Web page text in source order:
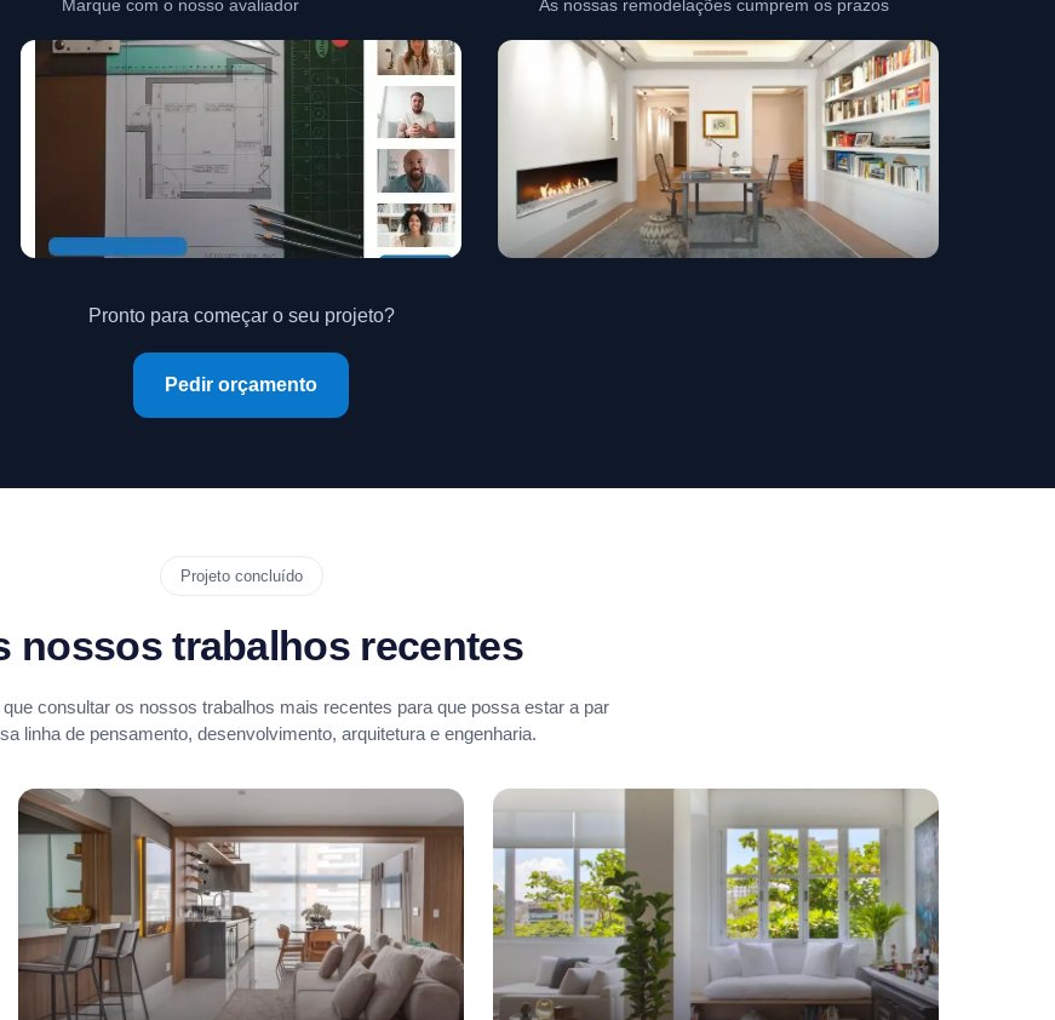
Marque com o nosso avaliador As nossas remodelações cumprem os prazos
Pronto para começar o seu projeto?
Pedir orçamento
Projeto concluído
nossos trabalhos recentes
consultar os nossos trabalhos mais recentes para que possa estar a par
linha de pensamento, desenvolvimento, arquitetura e engenharia.